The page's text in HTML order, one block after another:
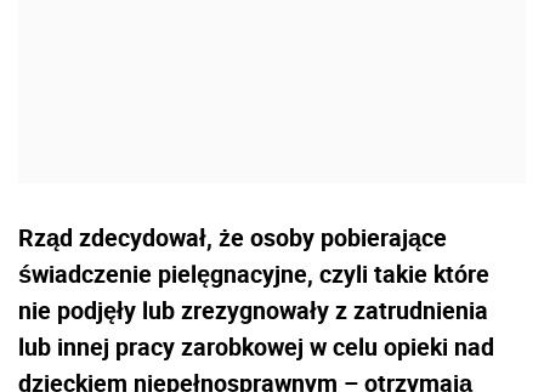
Rząd zdecydował, że osoby pobierające
świadczenie pielęgnacyjne, czyli takie które
nie podjęły lub zrezygnowały z zatrudnienia
lub innej pracy zarobkowej w celu opieki nad
dzieckiem niepełnosprawnym – otrzymają